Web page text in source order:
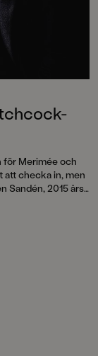
för Merimée och
att checka in, men
Sandén, 2015 års
ryggraden.